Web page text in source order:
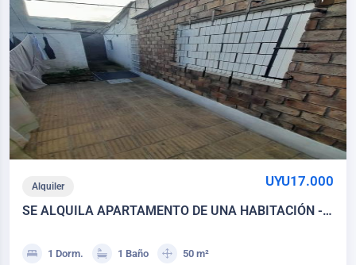
Alquiler UYU17.000
SE ALQUILA APARTAMENTO DE UNA HABITACIÓN -
1 Dorm. 1 Baño 50 m²